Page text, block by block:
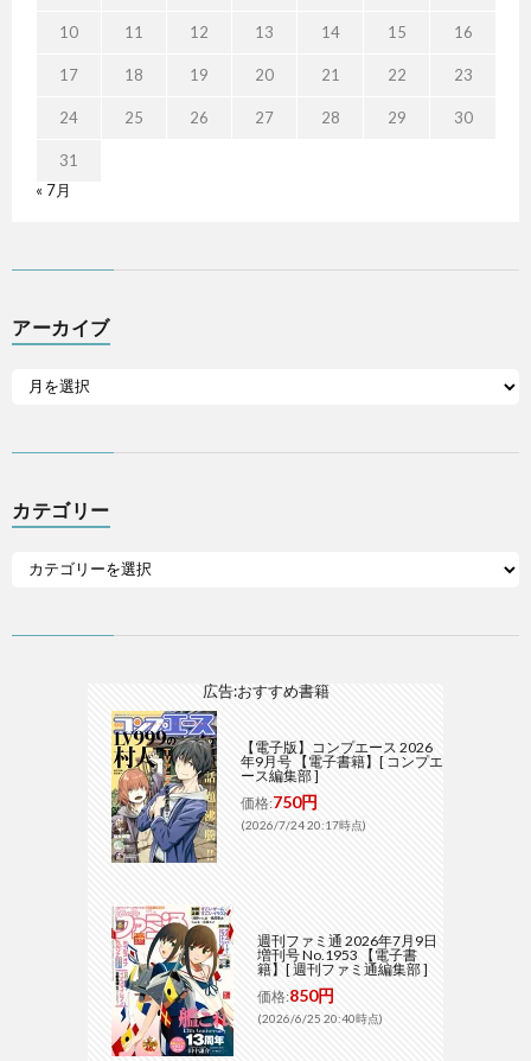
10 11 12 13 14 15 16
17 18 19 20 21 22 23
24 25 26 27 28 29 30
31
« 7月
アーカイブ
カテゴリー
広告:おすすめ書籍
【電子版】コンプエース 2026
年9月号 【電子書籍】[ コンプエ
ース編集部 ]
価格:750円
(2026/7/24 20:17時点)
週刊ファミ通 2026年7月9日
増刊号 No.1953 【電子書
籍】[ 週刊ファミ通編集部 ]
価格:850円
(2026/6/25 20:40時点)